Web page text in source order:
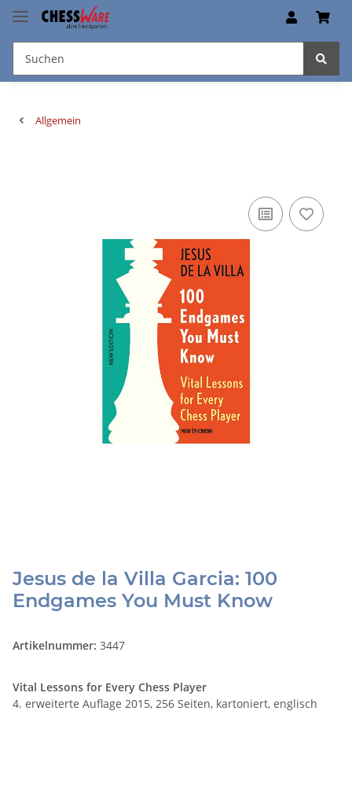
Allgemein
Jesus de la Villa Garcia: 100
Endgames You Must Know
Artikelnummer: 3447
Vital Lessons for Every Chess Player
4. erweiterte Auflage 2015, 256 Seiten, kartoniert, englisch